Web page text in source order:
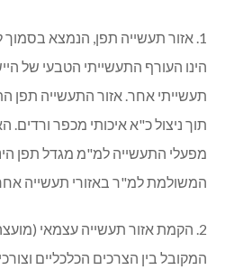
1. אזור תעשייה תפן, הנמצא
הינו העורף התעשייתי הטבעי של
תעשייתי אחר. אזור התעשייה תפן
תוך ניצול כ"א איכותי מכפר ורדים.
המשולמת למ"ר באזורי תעשייה
2. הקמת אזור תעשייה עצמאי
המקובל בין הצרכים הכלכליים